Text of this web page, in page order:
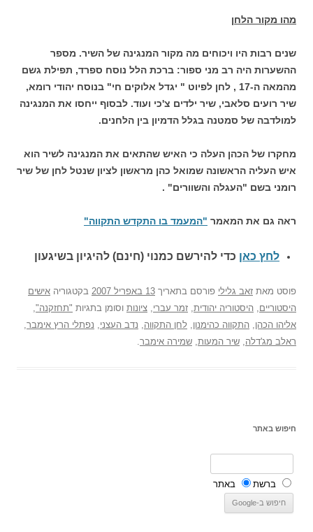
מהו מקור הלחן
שנים רבות היו ויכוחים מה מקור המנגינה של השיר. מספר
ההשערות היה רב מני ספור: ברכת הלל נוסח ספרד, תפילת גשם
מהמאה ה-17 , לחן לפיוט " יגדל אלוקים חי" בנוסח יהודי רומא,
שיר רועים סלאבי, שיר ילדים צ'כי ועוד. לבסוף ייחסו את המנגינה
למולדבה של סמטנה בגלל הדמיון בין הלחנים.
מחקרו של הכהן העלה כי האיש שהתאים את המנגינה לשיר הוא
איש העליה הראשונה שמואל כהן מראשון לציון שנטל לחן של שיר
רומני בשם "העגלה והשוורים" .
ראה גם את המאמר "המעמד בו התקדש התקווה"
לחץ כאן כדי להירשם כמנוי (חינם) להיגיון בשיגעון
פוסט מאת זאב גלילי פורסם בתאריך 13 באפריל 2007 בקטגוריה אישים
היסטוריים היסטוריה יהודית זמר עברי ציונות וסומן בתגיות "תחזקנה"
אליהו הכהן התקווה כהימנון לחן התקווה נדב העצני נפתלי הרץ אימבר
ראלב מג'דלה שיר המעות שמירה אימבר
חיפוש באתר
ברשת באתר